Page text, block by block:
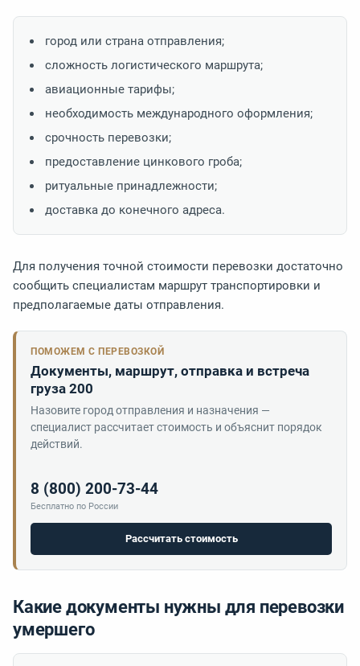
город или страна отправления;
сложность логистического маршрута;
авиационные тарифы;
необходимость международного оформления;
срочность перевозки;
предоставление цинкового гроба;
ритуальные принадлежности;
доставка до конечного адреса.
Для получения точной стоимости перевозки достаточно
сообщить специалистам маршрут транспортировки и
предполагаемые даты отправления.
ПОМОЖЕМ С ПЕРЕВОЗКОЙ
Документы, маршрут, отправка и встреча
груза 200
Назовите город отправления и назначения —
специалист рассчитает стоимость и объяснит порядок
действий.
8 (800) 200-73-44
Бесплатно по России
Рассчитать стоимость
Какие документы нужны для перевозки
умершего